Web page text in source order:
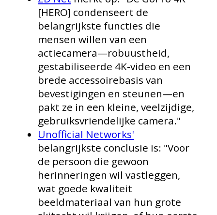
[HERO] condenseert de
belangrijkste functies die
mensen willen van een
actiecamera—robuustheid,
gestabiliseerde 4K-video en een
brede accessoirebasis van
bevestigingen en steunen—en
pakt ze in een kleine, veelzijdige,
gebruiksvriendelijke camera."
Unofficial Networks'
belangrijkste conclusie is: "Voor
de persoon die gewoon
herinneringen wil vastleggen,
wat goede kwaliteit
beeldmateriaal van hun grote